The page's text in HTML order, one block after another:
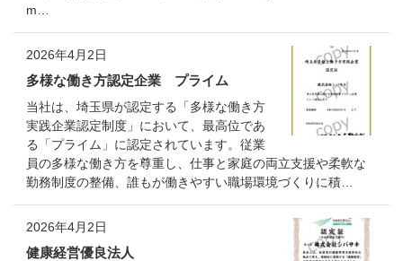
m…
2026年4月2日
多様な働き方認定企業 プライム
当社は、埼玉県が認定する「多様な働き方
実践企業認定制度」において、最高位であ
る「プライム」に認定されています。従業
員の多様な働き方を尊重し、仕事と家庭の両立支援や柔軟な
勤務制度の整備、誰もが働きやすい職場環境づくりに積…
2026年4月2日
健康経営優良法人